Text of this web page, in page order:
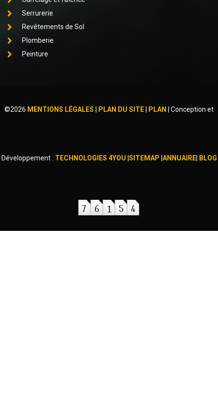
Serrurerie
Revêtements de Sol
Plomberie
Peinture
©2026 MENTIONS LÉGALES PLAN DU SITE PLAN Conception et
Développement : TECHNOLOGIES 4YOU SITEMAP ANNUAIRE| BLOG